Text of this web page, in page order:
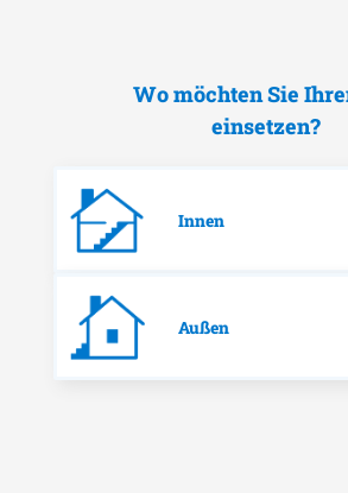
Wo möchten Sie
einsetzen?
Innen
Außen